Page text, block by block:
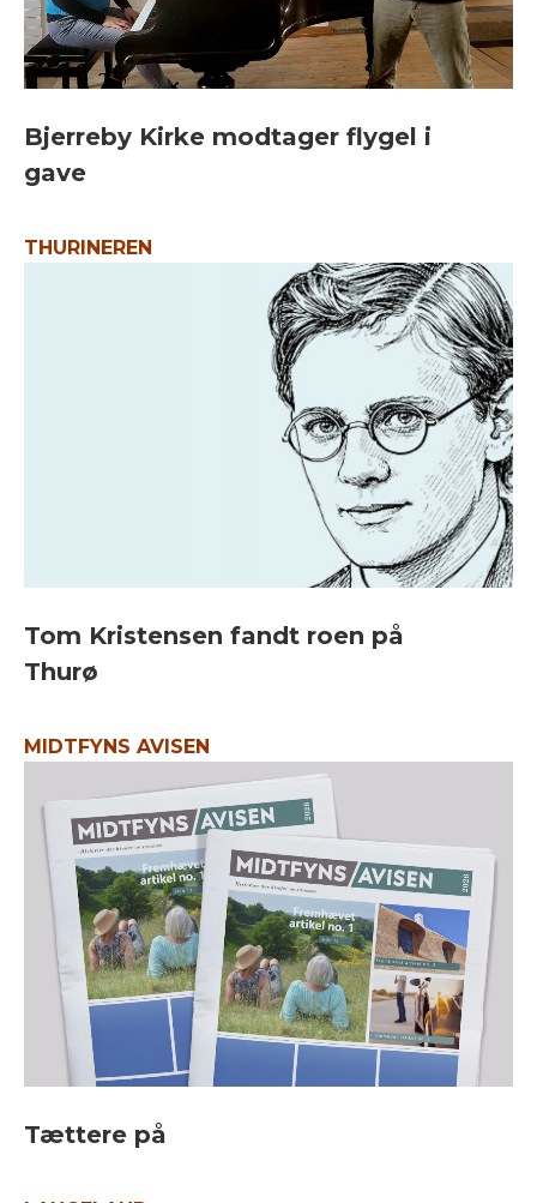
Bjerreby Kirke modtager flygel i
gave
THURINEREN
Tom Kristensen fandt roen på
Thurø
MIDTFYNS AVISEN
Tættere på